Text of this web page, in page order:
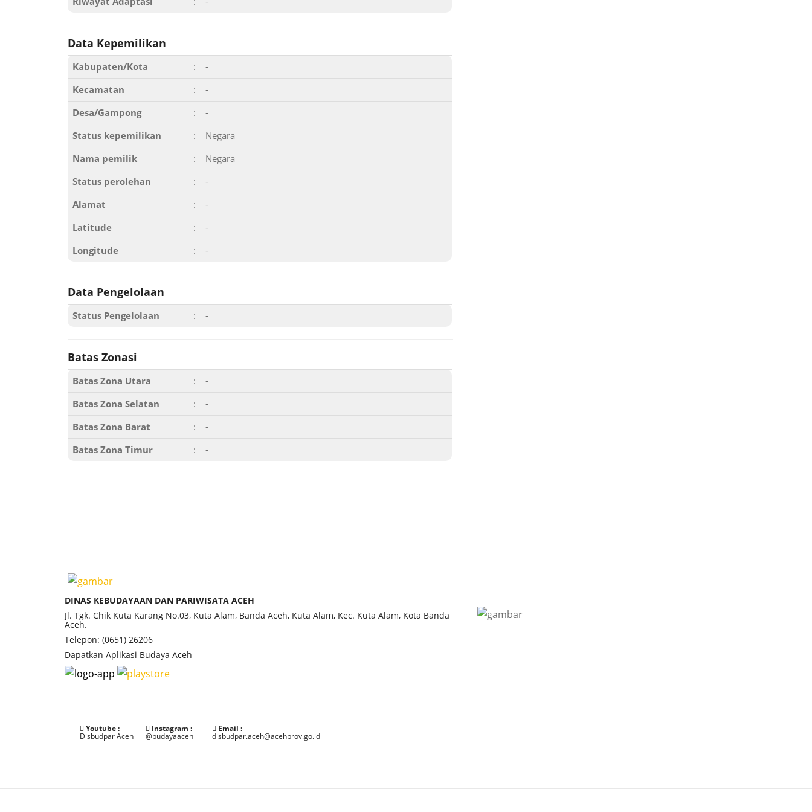
Data Kepemilikan
Kabupaten/Kota :
-
Kecamatan
:
-
Desa/Gampong
:
-
Status kepemilikan
:
Negara
Nama pemilik
:
Negara
Status perolehan
:
-
Alamat
:
-
Latitude
:
-
Longitude
: -
Data Pengelolaan
Status Pengelolaan : -
Batas Zonasi
Batas Zona Utara :
-
Batas Zona Selatan
:
-
Batas Zona Barat
:
-
Batas Zona Timur
: -
DINAS KEBUDAYAAN DAN PARIWISATA ACEH
Jl. Tgk. Chik Kuta Karang No.03, Kuta Alam, Banda Aceh, Kuta Alam, Kec. Kuta Alam, Kota Banda
Aceh.
Telepon: (0651) 26206
Dapatkan Aplikasi Budaya Aceh
Youtube :
Disbudpar Aceh
Instagram :
@budayaaceh
Email :
disbudpar.aceh@acehprov.go.id